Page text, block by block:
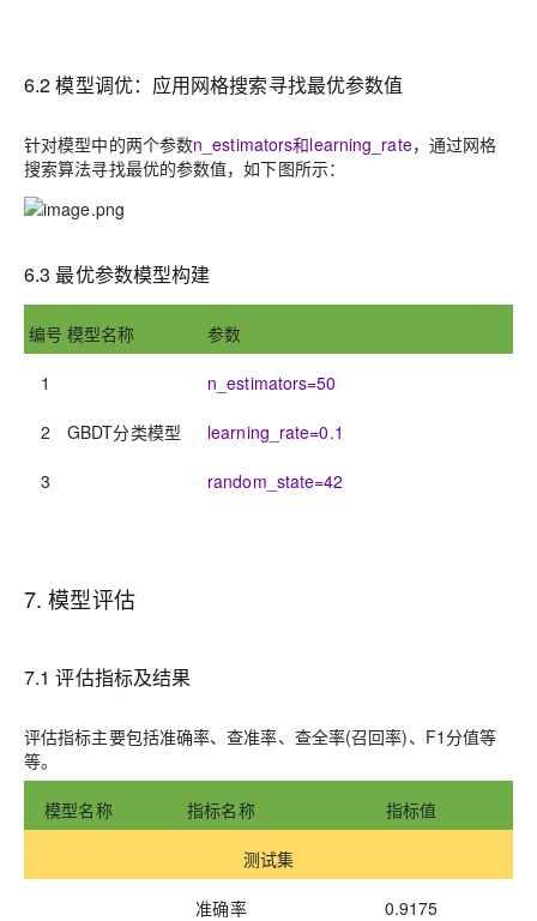
6.2模型调优：应用网格搜索寻找最优参数值
针对模型中的两个参数n_estimators和learning_rate，通过网格
搜索算法寻找最优的参数值，如下图所示：
6.3最优参数模型构建
编号 模型名称 参数
1
GBDT分类模型
n_estimators=50
2 learning_rate=0.1
3 random_state=42
7.模型评估
7.1评估指标及结果
评估指标主要包括准确率、查准率、查全率(召回率)、F1分值等
等。
模型名称 指标名称 指标值
测试集
准确率 0.9175